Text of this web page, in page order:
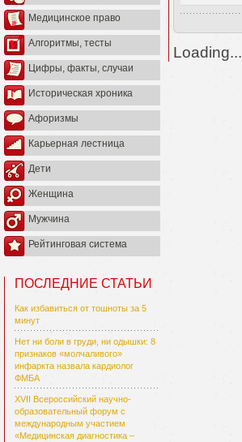
Медицинское право
Алгоритмы, тесты
Цифры, факты, случаи
Историческая хроника
Афоризмы
Карьерная лестница
Дети
Женщина
Мужчина
Рейтинговая система
ПОСЛЕДНИЕ СТАТЬИ
Как избавиться от тошноты за 5
минут
Нет ни боли в груди, ни одышки: 8
признаков «молчаливого»
инфаркта назвала кардиолог
ФМБА
XVII Всероссийский научно-
образовательный форум с
международным участием
«Медицинская диагностика –
Loading...